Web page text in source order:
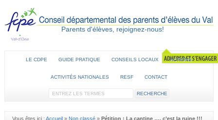
Parents d'élèves, rejoignez-nous!
LE CDPE GUIDE PRATIQUE CONSEILS LOCAUX ACTIONS
ACTIVITÉS NATIONALES RESF CONTACT
Vous êtes ici : Accueil» Non classé» Pétition : La cantine …. c’est la ruine !!!